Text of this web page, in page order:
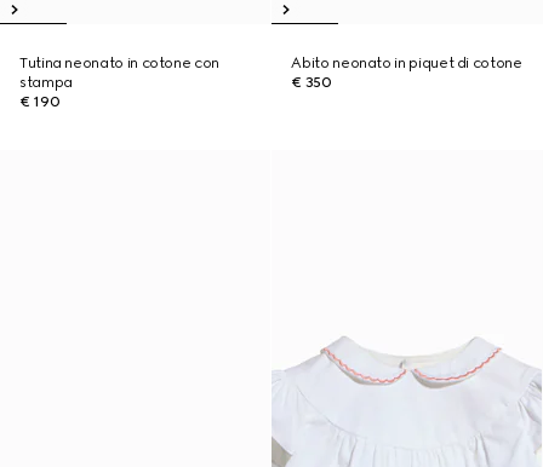
Tutina neonato in cotone con
stampa
€ 190
Abito neonato in piquet di cotone
€ 350